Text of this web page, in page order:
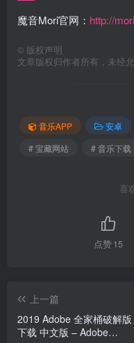
魔音Mori官网： http://
© 版权声明
文章版权归作者所有，未经允
音乐APP 安卓
# 宝藏网站
# 音乐下载
喜
点赞15
上一篇
2019 Adobe 全家桶破解版
下载 中文版 – Adobe